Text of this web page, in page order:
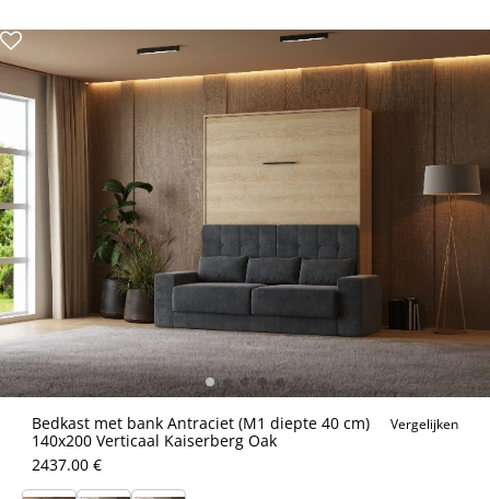
Bedkast met bank Antraciet (M1 diepte 40 cm)
140x200 Verticaal Kaiserberg Oak
Vergelijken
2437.00 €